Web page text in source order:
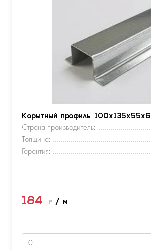
Корытный профиль 100х135х55х6
Страна производитель:
Толщина:
Гарантия:
184 ₽ / м